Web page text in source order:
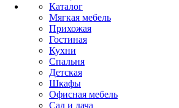
Каталог
Мягкая мебель
Прихожая
Гостиная
Кухни
Спальня
Детская
Шкафы
Офисная мебель
Сад и дача